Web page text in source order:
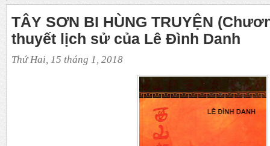
TÂY SƠN BI HÙNG TRUYỆN
thuyết lịch sử của Lê Đình Danh
Thứ Hai, 15 tháng 1, 2018